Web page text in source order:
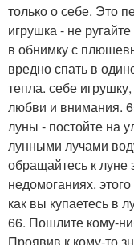
только о себе. Это
игрушка - не
в обнимку с
вредно спать в
тепла. себе
любви и внимания.
луны - постойте на
лунными лучами
обращайтесь к
недомоганиях.
как вы купаетесь в
66. Пошлите кому-